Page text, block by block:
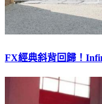
FX經典斜背回歸！